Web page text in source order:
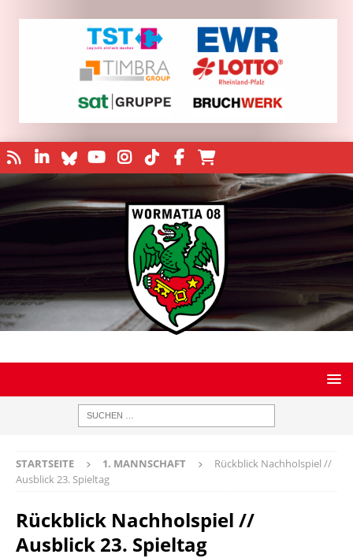
STARTSEITE 1. MANNSCHAFT
Rückblick Nachholspiel //
Ausblick 23. Spieltag
Rückblick Nachholspiel //
Ausblick 23. Spieltag